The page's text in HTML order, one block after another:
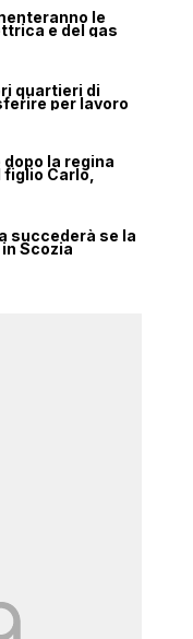
le
e del gas
quartieri di
per lavoro
la regina
Carlo,
succederà se la
Scozia